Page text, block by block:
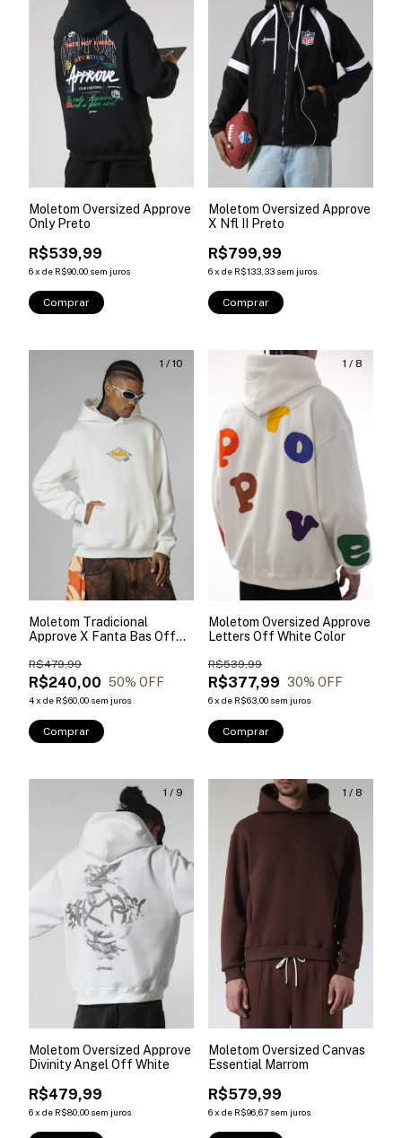
Moletom Oversized Approve
Only Preto
R$539,99
6x de R$90,00 sem juros
Comprar
Moletom Oversized Approve
X Nfl II Preto
R$799,99
6x de R$133,33 sem juros
Comprar
1 / 10
Moletom Tradicional
Approve X Fanta Bas Off
R$240,00
R$479,99
50% OFF
4x de R$60,00 sem juros
Comprar
1 / 8
Moletom Oversized Approve
Letters Off White Color
R$377,99
R$539,99
30% OFF
6x de R$63,00 sem juros
Comprar
1 / 9
Moletom Oversized Approve
Divinity Angel Off White
R$479,99
6x de R$80,00 sem juros
1 / 8
Moletom Oversized Canvas
Essential Marrom
R$579,99
6x de R$96,67 sem juros